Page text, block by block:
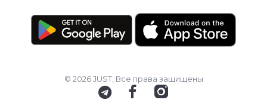
© 2026 JUST, Все права защищены